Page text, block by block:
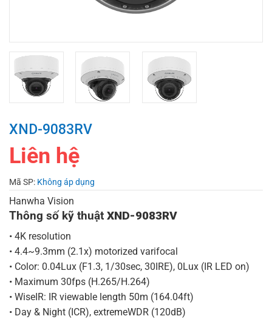
XND-9083RV
Liên hệ
Mã SP: Không áp dụng
Hanwha Vision
Thông số kỹ thuật XND-9083RV
• 4K resolution
• 4.4~9.3mm (2.1x) motorized varifocal
• Color: 0.04Lux (F1.3, 1/30sec, 30IRE), 0Lux (IR LED on)
• Maximum 30fps (H.265/H.264)
• WiseIR: IR viewable length 50m (164.04ft)
• Day & Night (ICR), extremeWDR (120dB)